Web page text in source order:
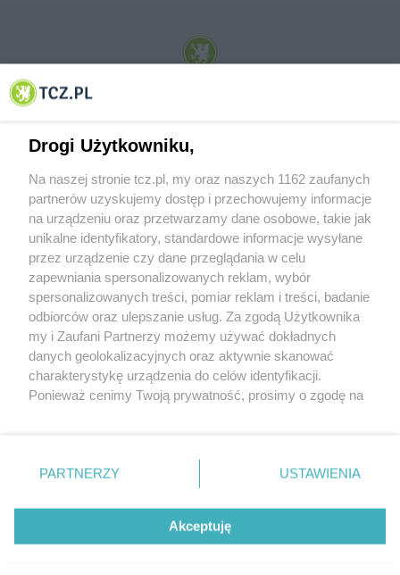
© 2001-2026 Tczew - TCZ.PL Sp. z o.o. Internetowy Serwis Informacyjny Miasta
O FIRMIE POLITYKA PRYWATNOŚCI HOSTING
REKLAMA WSPÓŁPRACA RSS FACEBOOK KONTAKT
Nasze serwisy
Aktualności
Tcz24
Historia miasta
Muzyka i kultura
Archiwum wydarzeń
Zdjęcia miasta
Drogi Użytkowniku,
Na naszej stronie tcz.pl, my oraz naszych 1162 zaufanych
partnerów uzyskujemy dostęp i przechowujemy informacje
na urządzeniu oraz przetwarzamy dane osobowe, takie jak
unikalne identyfikatory, standardowe informacje wysyłane
przez urządzenie czy dane przeglądania w celu
zapewniania spersonalizowanych reklam, wybór
spersonalizowanych treści, pomiar reklam i treści, badanie
odbiorców oraz ulepszanie usług. Za zgodą Użytkownika
my i Zaufani Partnerzy możemy używać dokładnych
danych geolokalizacyjnych oraz aktywnie skanować
charakterystykę urządzenia do celów identyfikacji.
Ponieważ cenimy Twoją prywatność, prosimy o zgodę na
znajdujący się w lewym dolnym rogu strony
. Niektóre
przetwarzaniu. Preferencje będą miały zastosowania tylko
PARTNERZY USTAWIENIA
Akceptuję